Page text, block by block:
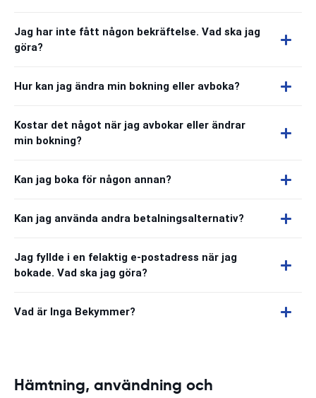
Jag har inte fått någon bekräftelse. Vad ska jag
göra?
Hur kan jag ändra min bokning eller avboka?
Kostar det något när jag avbokar eller ändrar
min bokning?
Kan jag boka för någon annan?
Kan jag använda andra betalningsalternativ?
Jag fyllde i en felaktig e-postadress när jag
bokade. Vad ska jag göra?
Vad är Inga Bekymmer?
Hämtning, användning och